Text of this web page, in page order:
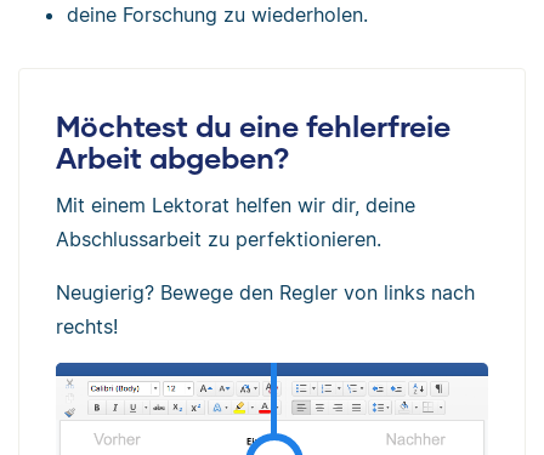
deine Forschung zu wiederholen.
Möchtest du eine fehlerfreie
Arbeit abgeben?
Mit einem Lektorat helfen wir dir, deine
Abschlussarbeit zu perfektionieren.
Neugierig? Bewege den Regler von links nach
rechts!